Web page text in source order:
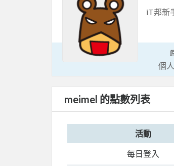
iT邦新
個
meimel 的點數列表
活動
每日登入